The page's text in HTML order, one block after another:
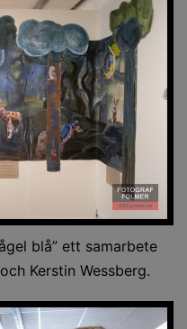
blå” ett samarbete
Kerstin Wessberg.